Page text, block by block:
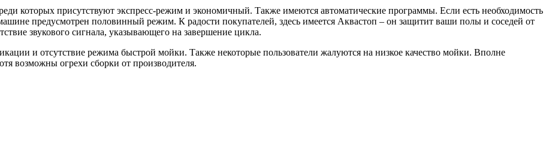
которых присутствуют экспресс-режим и экономичный. Также имеются автоматические программы. Если есть необходимость
предусмотрен половинный режим. К радости покупателей, здесь имеется Аквастоп – он защитит ваши полы и соседей от
звукового сигнала, указывающего на завершение цикла.
и отсутствие режима быстрой мойки. Также некоторые пользователи жалуются на низкое качество мойки. Вполне
возможны огрехи сборки от производителя.